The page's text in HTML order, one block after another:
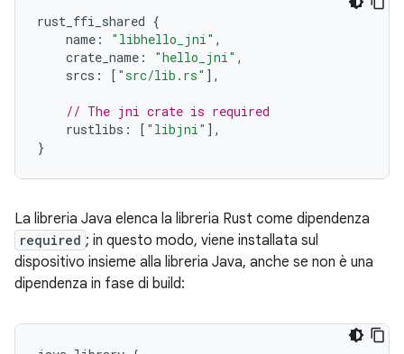
rust_ffi_shared {
name : "libhello_jni" ,
crate_name : "hello_jni" ,
srcs : [ "src/lib.rs" ],
// The jni crate is required
rustlibs : [ "libjni" ],
}
La libreria Java elenca la libreria Rust come dipendenza
required ; in questo modo, viene installata sul
dispositivo insieme alla libreria Java, anche se non è una
dipendenza in fase di build: